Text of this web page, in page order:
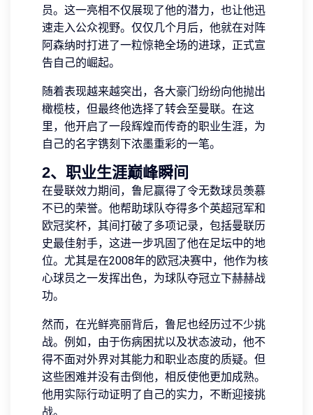
员。这一亮相不仅展现了他的潜力，也让他迅
速走入公众视野。仅仅几个月后，他就在对阵
阿森纳时打进了一粒惊艳全场的进球，正式宣
告自己的崛起。
随着表现越来越突出，各大豪门纷纷向他抛出
橄榄枝，但最终他选择了转会至曼联。在这
里，他开启了一段辉煌而传奇的职业生涯，为
自己的名字镌刻下浓墨重彩的一笔。
2、职业生涯巅峰瞬间
在曼联效力期间，鲁尼赢得了令无数球员羡慕
不已的荣誉。他帮助球队夺得多个英超冠军和
欧冠奖杯，其间打破了多项记录，包括曼联历
史最佳射手，这进一步巩固了他在足坛中的地
位。尤其是在2008年的欧冠决赛中，他作为核
心球员之一发挥出色，为球队夺冠立下赫赫战
功。
然而，在光鲜亮丽背后，鲁尼也经历过不少挑
战。例如，由于伤病困扰以及状态波动，他不
得不面对外界对其能力和职业态度的质疑。但
这些困难并没有击倒他，相反使他更加成熟。
他用实际行动证明了自己的实力，不断迎接挑
战。